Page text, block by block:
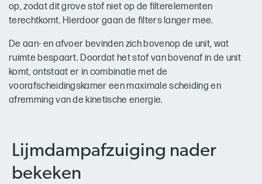
op, zodat dit grove stof niet op de filterelementen
terechtkomt. Hierdoor gaan de filters langer mee.
De aan- en afvoer bevinden zich bovenop de unit, wat
ruimte bespaart. Doordat het stof van bovenaf in de unit
komt, ontstaat er in combinatie met de
voorafscheidingskamer een maximale scheiding en
afremming van de kinetische energie.
Lijmdampafzuiging nader
bekeken